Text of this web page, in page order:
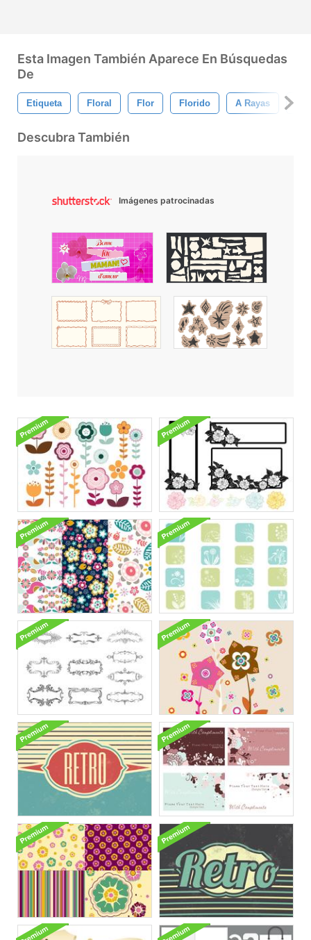
Esta Imagen También Aparece En Búsquedas
De
Etiqueta Floral Flor Florido A Rayas
Descubra También
Imágenes patrocinadas